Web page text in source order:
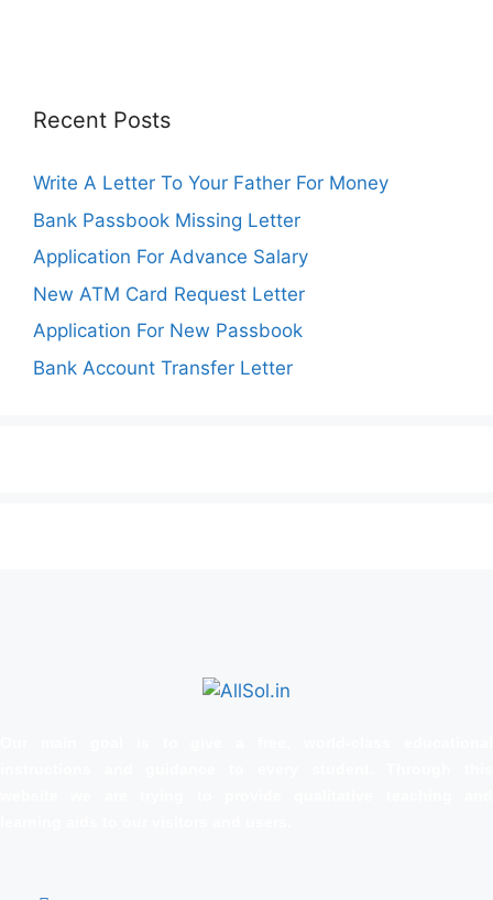
Recent Posts
Write A Letter To Your Father For Money
Bank Passbook Missing Letter
Application For Advance Salary
New ATM Card Request Letter
Application For New Passbook
Bank Account Transfer Letter